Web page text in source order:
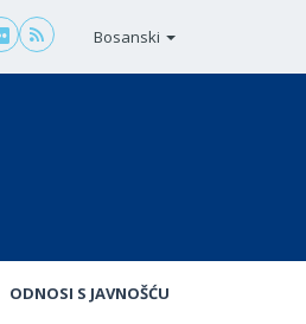
Bosanski
ODNOSI S JAVNOŠĆU